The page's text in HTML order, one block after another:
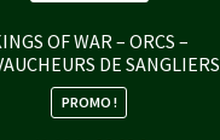
OF WAR – ORCS –
DE SANGLIERS
PROMO !